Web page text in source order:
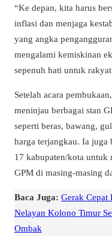
“Ke depan, kita harus
inflasi dan menjaga
yang angka
mengalami kemiskinan
sepenuh hati untuk
Setelah acara
meninjau berbagai stan
seperti beras, bawang,
harga terjangkau. Ia juga
17 kabupaten/kota untuk
GPM di masing-masing
Baca Juga: Gerak Cepat
Nelayan Kolono Timur
Ombak